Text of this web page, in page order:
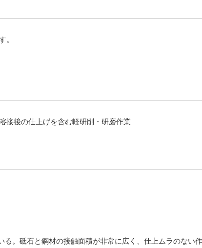
。
接後の仕上げを含む軽研削・研磨作業
。砥石と鋼材の接触面積が非常に広く、仕上ムラのない作